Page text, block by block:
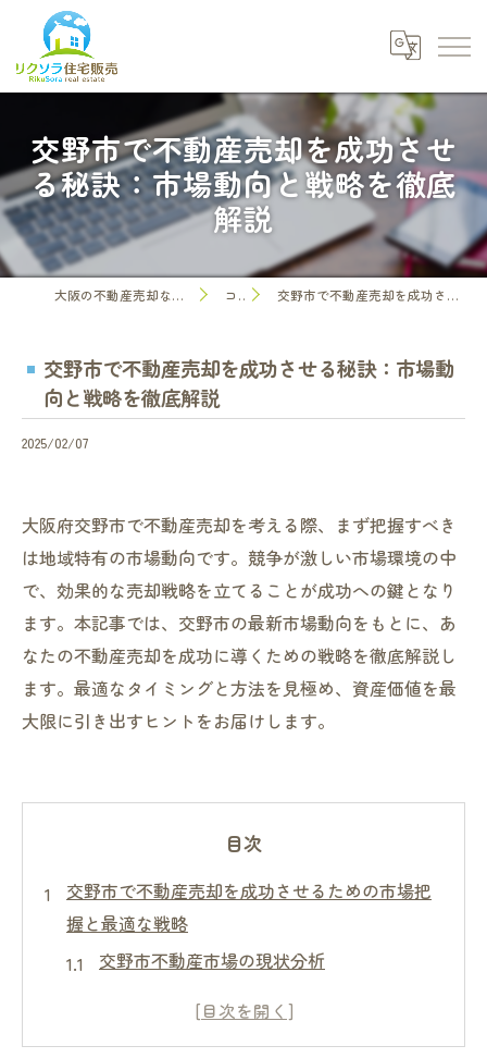
交野市で不動産売却を成功させ
る秘訣：市場動向と戦略を徹底
解説
大阪の不動産売却なら株式会社リクソラ住宅販売 コラム 交野市で不動産売却を成功させる秘訣：市場動向と戦略を徹底解説
交野市で不動産売却を成功させる秘訣：市場動
向と戦略を徹底解説
2025/02/07
大阪府交野市で不動産売却を考える際、まず把握すべき
は地域特有の市場動向です。競争が激しい市場環境の中
で、効果的な売却戦略を立てることが成功への鍵となり
ます。本記事では、交野市の最新市場動向をもとに、あ
なたの不動産売却を成功に導くための戦略を徹底解説し
ます。最適なタイミングと方法を見極め、資産価値を最
大限に引き出すヒントをお届けします。
目次
交野市で不動産売却を成功させるための市場把
握と最適な戦略
交野市不動産市場の現状分析
地域特性を活かした売却戦略の立て方